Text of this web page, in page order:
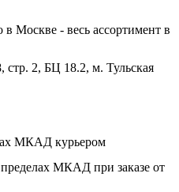
Москве - весь ассортимент в
стр. 2, БЦ 18.2, м. Тульская
МКАД курьером
пределах МКАД при заказе от